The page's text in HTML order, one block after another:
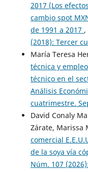
2017 (Los
cambio spot
de 1991 a 2017 ,
(2018): Tercer
María Teresa
técnica y
técnico en el
Análisis
cuatrimestre.
David Conaly
Zárate, Marissa
comercial
de la soya vía
Núm. 107